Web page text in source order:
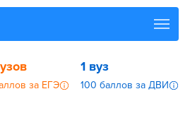
за ЕГЭ
1 вуз
100 баллов за ДВИ